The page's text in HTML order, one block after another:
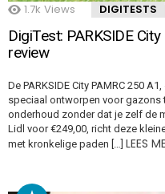
1.7k Views DIGITESTS
DigiTest: PARKSIDE
review
De PARKSIDE City PAMRC 250
speciaal ontworpen voor
onderhoud zonder dat je zelf de
Lidl voor €249,00, richt deze
met kronkelige paden […] LEES